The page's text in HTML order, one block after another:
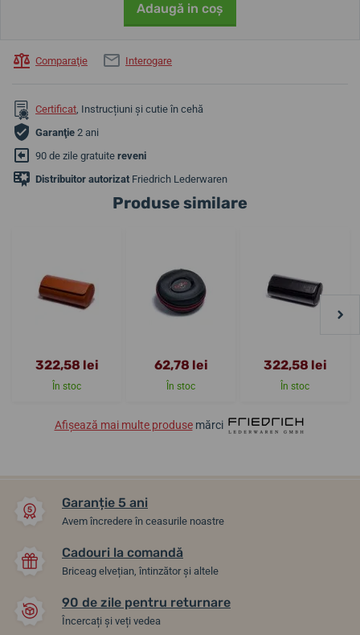
Adaugă in coş
Comparaţie Interogare
Certificat, Instrucțiuni și cutie în cehă
Garanţie 2 ani
90 de zile gratuite reveni
Distribuitor autorizat Friedrich Lederwaren
Produse similare
322,58 lei
În stoc
62,78 lei
În stoc
322,58 lei
În stoc
Afișează mai multe produsemărci
Garanție 5 ani
Avem încredere în ceasurile noastre
Cadouri la comandă
Briceag elvețian, întinzător și altele
90 de zile pentru returnare
Încercați și veți vedea